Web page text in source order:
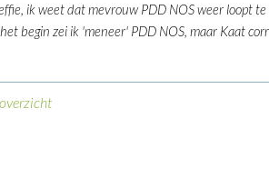
ik weet dat mevrouw PDD NOS weer loopt te
begin zei ik 'meneer' PDD NOS, maar Kaat